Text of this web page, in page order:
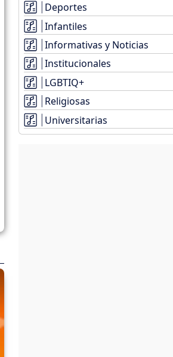
Deportes
Infantiles
Informativas y Noticias
Institucionales
LGBTIQ+
Religiosas
Universitarias